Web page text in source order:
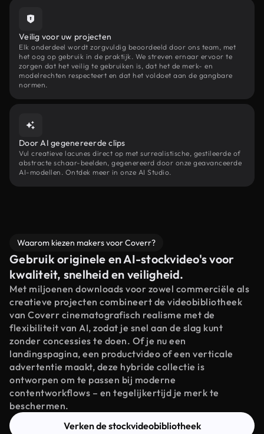
Veilig voor uw projecten
Elk onderdeel wordt zorgvuldig beoordeeld door ons team, met
het oog op gebruik in de praktijk. We streven ernaar ervoor te
zorgen dat het veilig te gebruiken is, dat het de merk- en
modelrechten respecteert en dat het voldoet aan de gangbare
normen.
Door AI gegenereerde clips
Vul creatieve lacunes direct op met surrealistische, gestileerde of
abstracte schaar-beelden, gegenereerd door onze geavanceerde
AI-modellen. Ontdek meer in onze AI Studio.
Waarom kiezen makers voor Coverr?
Gebruik originele en AI-stockvideo's voor
kwaliteit, snelheid en veiligheid.
Met miljoenen downloads voor zowel commerciële als
creatieve projecten combineert de videobibliotheek
van Coverr cinematografisch realisme met de
flexibiliteit van AI, zodat je snel aan de slag kunt
zonder concessies te doen. Of je nu een
landingspagina, een productvideo of een verticale
advertentie maakt, deze hybride collectie is
ontworpen om te passen bij moderne
contentworkflows – en tegelijkertijd je merk te
beschermen.
Verken de stockvideobibliotheek